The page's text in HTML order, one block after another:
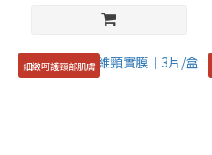
細緻呵護頸部肌膚